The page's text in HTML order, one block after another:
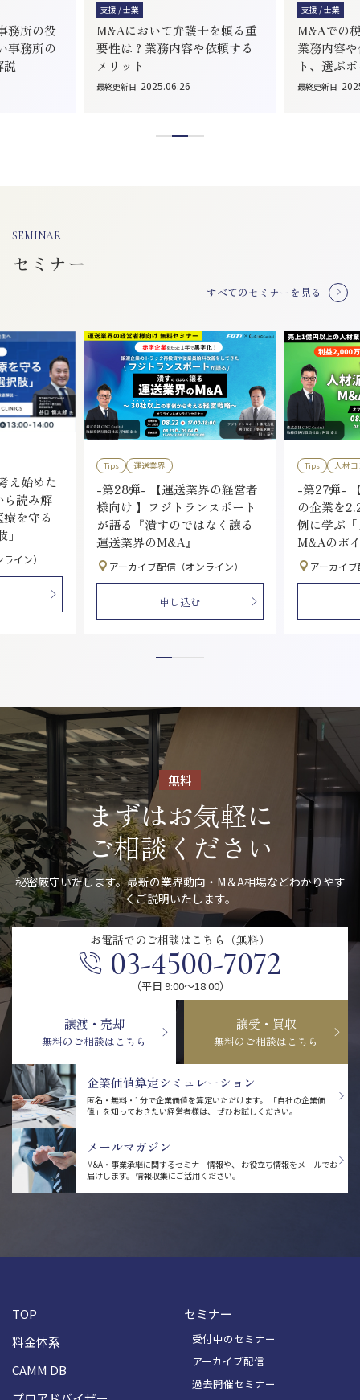
務所の役
事務所の
説
支援 / 士業
M&Aにおいて弁護士を頼る重
要性は？業務内容や依頼する
メリット
最終更新日 2025.06.26
支援 / 士業
M&Aでの
業務内容
ト、選ぶ
最終更新日
SEMINAR
セミナー
すべてのセミナーを見る
え始めた
ら読み解
を守る
イン）
Tips 運送業界
-第28弾- 【運送業界の経営者
様向け 】フジトランスポート
が語る『潰すのではなく譲る
運送業界のM&A』
アーカイブ配信（オンライン）
申し込む
Tips 人材
-第27弾-
の企業を
例に学ぶ
M&Aのポ
アーカイ
無料
まずはお気軽に
ご相談ください
秘密厳守いたします。最新の業界動向・M＆A相場などわかりやす
くご説明いたします。
お電話での ご相談はこちら（無料）
03-4500-7072
（平日 9:00〜18:00）
譲渡・売却
無料のご相談はこちら
譲受・買収
無料のご相談はこちら
企業価値算定シミュレーション
匿名・無料・1分で企業価値を算定いただけます。
「自社の企業価
値」を知っておきたい経営者様は、 ぜひお試しください。
メールマガジン
M&A・事業承継に関するセミナー情報や、
お役立ち情報をメールでお
届けします。 情報収集にご活用ください。
TOP
料金体系
CAMM DB
セミナー
受付中のセミナー
アーカイブ配信
過去開催セミナー